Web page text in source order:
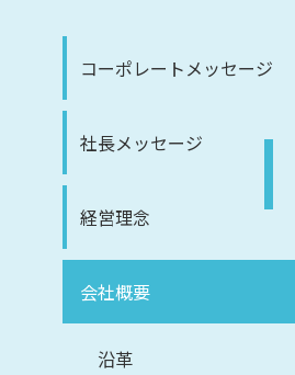
コーポレートメッセージ
社長メッセージ
経営理念
会社概要
沿革